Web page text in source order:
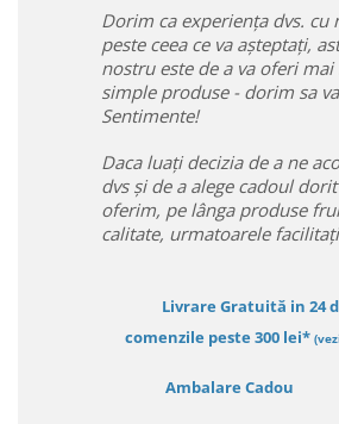
Dorim ca experiența dvs. cu
peste ceea ce va așteptați,
nostru este de a va oferi
simple produse - dorim sa
Sentimente!
Daca luați decizia de a ne
dvs și de a alege cadoul
oferim, pe lânga produse
calitate, urmatoarele
Livrare Gratuită in 24
comenzile peste 300 lei*
Ambalare Cadou